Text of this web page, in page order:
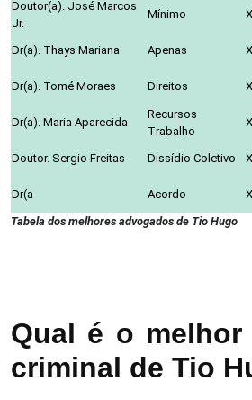
Doutor(a). José Marcos
Jr.
Mínimo
Dr(a). Thays Mariana
Apenas
Dr(a). Tomé Moraes
Direitos
Dr(a). Maria Aparecida
Recursos
Trabalho
Doutor. Sergio Freitas
Dissídio Coletivo
Dr(a
Acordo
Tabela dos melhores advogados de Tio Hugo
Qual é o melhor
criminal de Tio